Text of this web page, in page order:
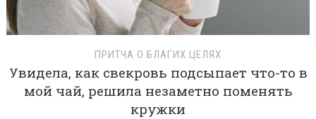
ПРИТЧА О БЛАГИХ ЦЕЛЯХ
Увидела, как свекровь подсыпает что-то в
мой чай, решила незаметно поменять
кружки